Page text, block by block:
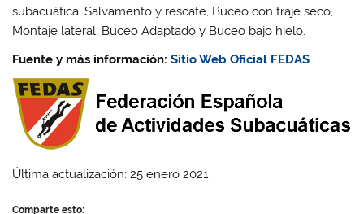
subacuática, Salvamento y rescate, Buceo con traje seco,
Montaje lateral, Buceo Adaptado y Buceo bajo hielo.
Fuente y más información:Sitio Web Oficial FEDAS
Última actualización: 25 enero 2021
Comparte esto: